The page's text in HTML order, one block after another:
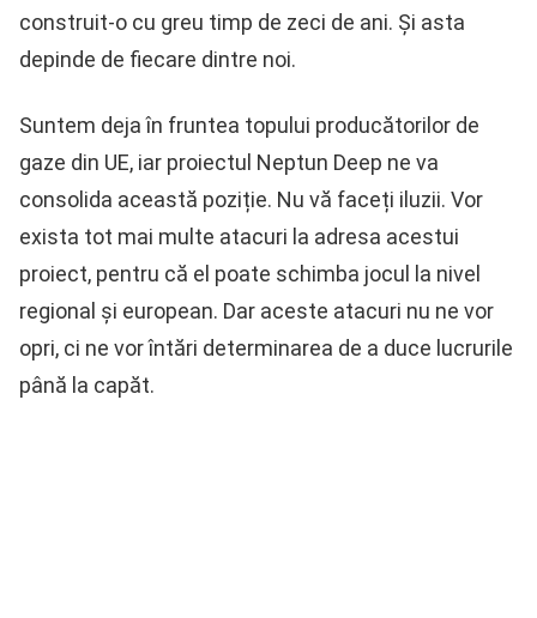
construit-o cu greu timp de zeci de ani. Și asta
depinde de fiecare dintre noi.
Suntem deja în fruntea topului producătorilor de
gaze din UE, iar proiectul Neptun Deep ne va
consolida această poziție. Nu vă faceți iluzii. Vor
exista tot mai multe atacuri la adresa acestui
proiect, pentru că el poate schimba jocul la nivel
regional și european. Dar aceste atacuri nu ne vor
opri, ci ne vor întări determinarea de a duce lucrurile
până la capăt.